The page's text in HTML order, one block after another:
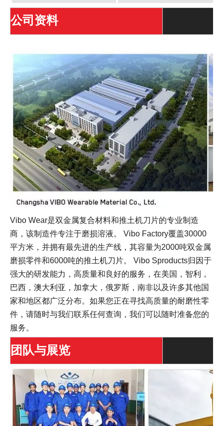
公司资料
Vibo Wear是双金属复合材料和推土机刀片的专业制造
商，该制造件专注于磨损溶液。 Vibo Factory覆盖30000
平方米，并拥有最先进的生产线，其容量为2000吨双金属
磨损零件和6000吨的推土机刀片。 Vibo Sproducts归因于
强大的研发能力，高质量和良好的服务，在美国，智利，
巴西，澳大利亚，加拿大，俄罗斯，南非以及许多其他国
家和地区都广泛分布。如果您正在寻找高质量的耐磨性零
件，请随时与我们联系任何查询，我们可以随时准备您的
服务。
团队与展览